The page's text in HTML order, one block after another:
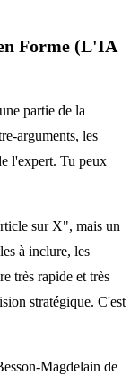
Forme (L'IA
partie de la
arguments, les
l'expert. Tu peux
sur X", mais un
à inclure, les
très rapide et très
stratégique. C'est
Magdelain de